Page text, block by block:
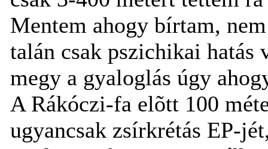
Mentem ahogy bírtam,
talán csak pszichikai hatás
megy a gyaloglás úgy
A Rákóczi-fa elõtt 100
ugyancsak zsírkrétás EP-